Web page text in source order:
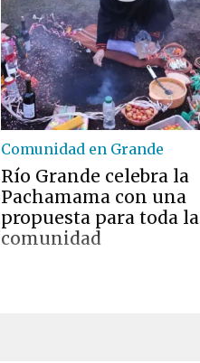
Comunidad en Grande
Río Grande celebra la
Pachamama con una
propuesta para toda la
comunidad